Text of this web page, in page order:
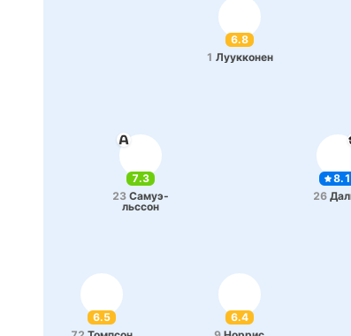
6.8
1 Луу­кко­нен
8.1
26
7.3
23 Са­муэ­
льссон
6.5
6.4